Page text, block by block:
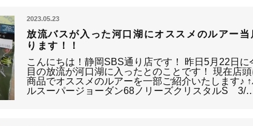
2023.05.23
放流バスが入った河口湖にオススメのルアー当
ります！！
こんにちは！静岡SBS通り店です！ 昨日5月22日に
目の放流が河口湖に入ったとのことです！ 現在店
商品でオススメのルアーを一部ご紹介いたします♪
ルスーパージョーダン68ノリーズクリスタルS 3/